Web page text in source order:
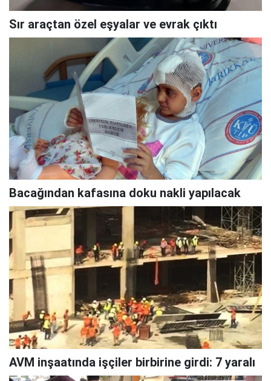
Sır araçtan özel eşyalar ve evrak çıktı
Bacağından kafasına doku nakli yapılacak
AVM inşaatında işçiler birbirine girdi: 7 yaralı